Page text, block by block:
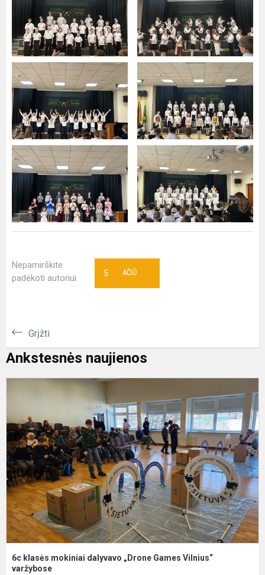
Nepamirškite
padėkoti autoriui
AČIŪ
5
Grįžti
Ankstesnės naujienos
6c klasės mokiniai dalyvavo „Drone Games Vilnius“
varžybose